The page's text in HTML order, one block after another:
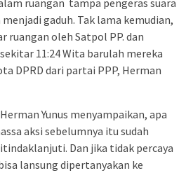
ruangan tampa pengeras suara
gaduh. Tak lama kemudian,
ruangan oleh Satpol PP. dan
11:24 Wita barulah mereka
DPRD dari partai PPP, Herman
Yunus menyampaikan, apa
aksi sebelumnya itu sudah
Dan jika tidak percaya
lansung dipertanyakan ke